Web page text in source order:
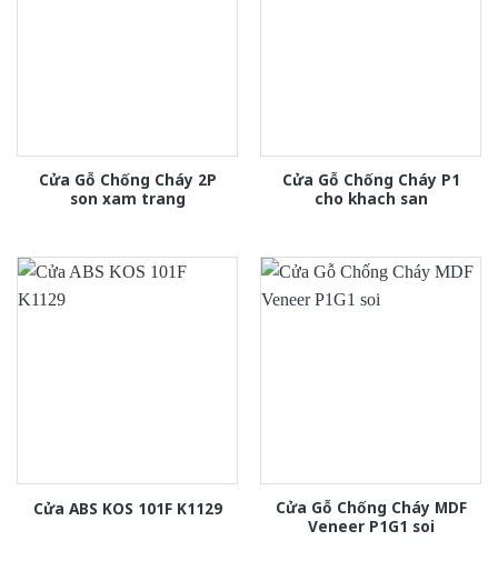
Cửa Gỗ Chống Cháy 2P
son xam trang
Cửa Gỗ Chống Cháy P1
cho khach san
Cửa ABS KOS 101F K1129
Cửa Gỗ Chống Cháy MDF
Veneer P1G1 soi